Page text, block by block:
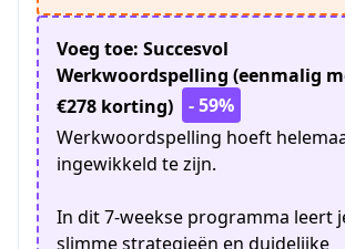
Voeg toe: Succesvol
Werkwoordspelling (eenmalig
€278 korting)
- 59%
Werkwoordspelling hoeft
ingewikkeld te zijn.
In dit 7-weekse programma leert
slimme strategieën en duidelijke